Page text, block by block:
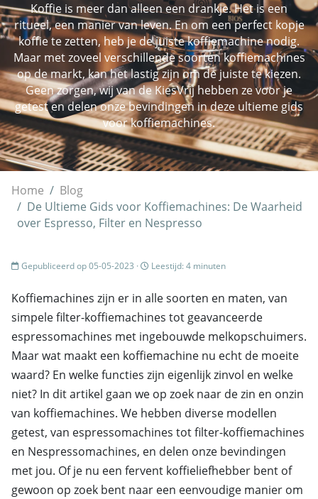
Koffie is meer dan alleen een drankje. Het is een
ritueel, een manier van leven. En om een perfect kopje
koffie te zetten, heb je de juiste koffiemachine nodig.
Maar met zoveel verschillende soorten koffiemachines
op de markt, kan het lastig zijn om de juiste te kiezen.
Geen zorgen, wij van de KiesVrij hebben ze voor je
getest en delen onze bevindingen in deze ultieme gids
voor koffiemachines.
Home
Blog
De Ultieme Gids voor Koffiemachines: De Waarheid
over Espresso, Filter en Nespresso
Gepubliceerd op 05-05-2023 · Leestijd: 4 minuten
Koffiemachines zijn er in alle soorten en maten, van
simpele filter-koffiemachines tot geavanceerde
espressomachines met ingebouwde melkopschuimers.
Maar wat maakt een koffiemachine nu echt de moeite
waard? En welke functies zijn eigenlijk zinvol en welke
niet? In dit artikel gaan we op zoek naar de zin en onzin
van koffiemachines. We hebben diverse modellen
getest, van espressomachines tot filter-koffiemachines
en Nespressomachines, en delen onze bevindingen
met jou. Of je nu een fervent koffieliefhebber bent of
gewoon op zoek bent naar een eenvoudige manier om